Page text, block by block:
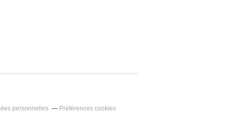
personnelles Préférences cookies